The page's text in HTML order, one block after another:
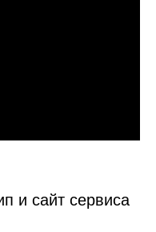
и сайт сервиса